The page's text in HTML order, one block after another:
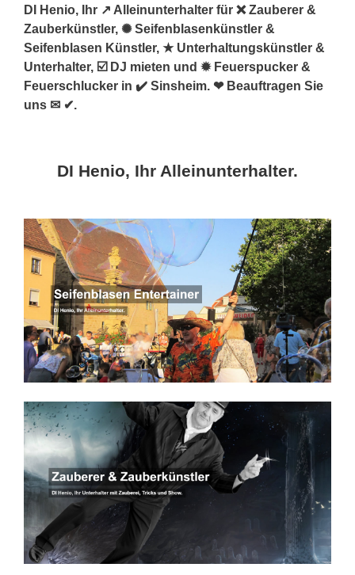
DI Henio, Ihr ↗️ Alleinunterhalter für ❌ Zauberer &
Zauberkünstler, ✺ Seifenblasenkünstler &
Seifenblasen Künstler, ★ Unterhaltungskünstler &
Unterhalter, ☑️ DJ mieten und ✹ Feuerspucker &
Feuerschlucker in ✔️ Sinsheim. ❤ Beauftragen Sie
uns ✉ ✔.
DI Henio, Ihr Alleinunterhalter.